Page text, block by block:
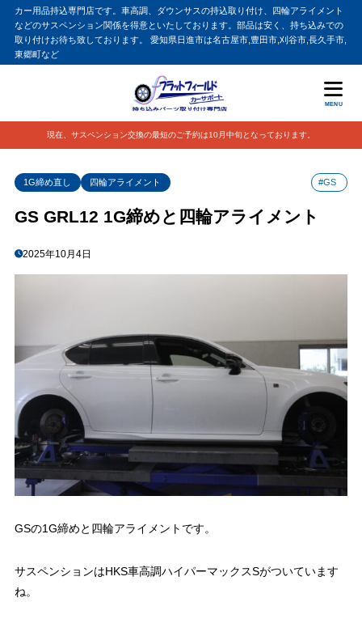
カー用品持込専門店です。車高調、ダウンサスの持込取り付け、四輪アライメント
などのサスペンション関係を得意といたしております。部品は安く、持ち込みでの
取り付けお待ち致しております。 愛知県日進市は名古屋市,豊田市,刈谷市,長久手市,
東郷町など
MENU
現在、サスペンション交換の最短のご予約は10月中旬となっております。
1G締め直し 四輪アライメント #GS
GS GRL12 1G締めと四輪アライメント
2025年10月4日
GSの1G締めと四輪アライメントです。
サスペンションはHKS車高調ハイパーマックスSがついています
ね。